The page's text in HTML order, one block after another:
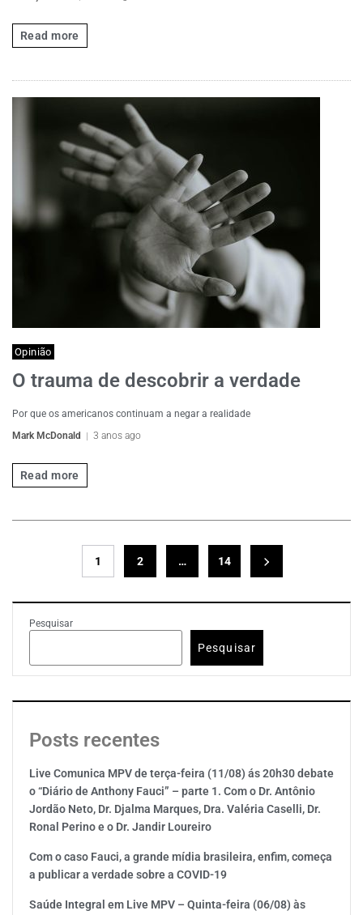
Read more
Opinião
O trauma de descobrir a verdade
Por que os americanos continuam a negar a realidade
Mark McDonald
3 anos ago
Read more
1 2 … 14
Pesquisar
Pesquisar
Posts recentes
Live Comunica MPV de terça-feira (11/08) ás 20h30 debate
o “Diário de Anthony Fauci” – parte 1. Com o Dr. Antônio
Jordão Neto, Dr. Djalma Marques, Dra. Valéria Caselli, Dr.
Ronal Perino e o Dr. Jandir Loureiro
Com o caso Fauci, a grande mídia brasileira, enfim, começa
a publicar a verdade sobre a COVID-19
Saúde Integral em Live MPV – Quinta-feira (06/08) às